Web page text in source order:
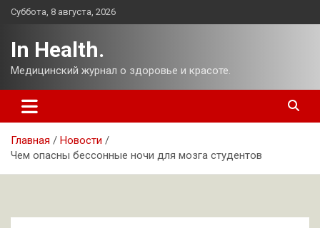
Перейти
Суббота, 8 августа, 2026
In Health.
Медицинский журнал о здоровье и красоте.
Главная
Новости
Чем опасны бессонные ночи для мозга студентов